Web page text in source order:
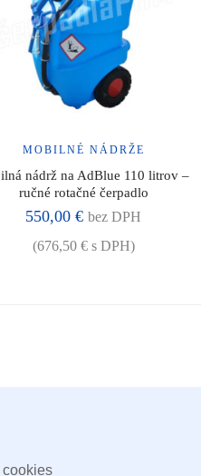
MOBILNÉ NÁDRŽE
nádrž na AdBlue 110 litrov –
ručné rotačné čerpadlo
550,00 € bez DPH
(676,50 €s DPH)
cookies